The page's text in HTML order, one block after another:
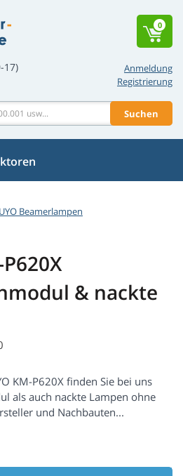
Anmeldung
Registrierung
17)
Suchen
0
Beamerlampen
& nackte
KM-P620X finden Sie bei uns
als auch nackte Lampen ohne
und Nachbauten...